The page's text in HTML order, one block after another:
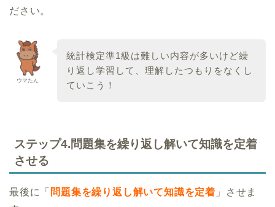
ださい。
ウマたん
統計検定準1級は難しい内容が多いけど繰
り返し学習して、理解したつもりをなくし
ていこう！
ステップ4.問題集を繰り返し解いて知識を定着
させる
最後に「 問題集を繰り返し解いて知識を定着 」させま